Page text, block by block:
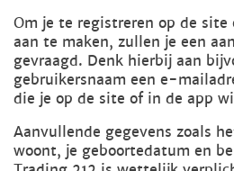
Om je te registreren op de site
aan te maken, zullen je een
gevraagd. Denk hierbij aan
gebruikersnaam een e-
die je op de site of in de app
Aanvullende gegevens zoals
woont, je geboortedatum en